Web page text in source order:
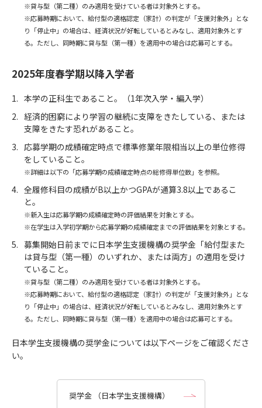
※貸与型（第二種）のみ適用を受けている者は対象外とする。
※応募時期において、給付型の適格認定（家計）の判定が「支援対象外」とな
り「停止中」の場合は、経済状況が好転しているとみなし、適用対象外とす
る。ただし、同時期に貸与型（第一種）を適用中の場合は応募可とする。
2025年度春学期以降入学者
本学の正科生であること。（1年次入学・編入学）
経済的困窮により学習の継続に支障をきたしている、または
支障をきたす恐れがあること。
応募学期の成績確定時点で標準修業年限相当以上の単位修得
をしていること。
※詳細は以下の「応募学期の成績確定時点の総修得単位数」を参照。
全履修科目の成績がB以上かつGPAが通算3.8以上であるこ
と。
※新入生は応募学期の成績確定時の評価結果を対象とする。
※在学生は入学初学期から応募学期の成績確定までの評価結果を対象とする。
募集開始日前までに日本学生支援機構の奨学金「給付型また
は貸与型（第一種）のいずれか、または両方」の適用を受け
ていること。
※貸与型（第二種）のみ適用を受けている者は対象外とする。
※応募時期において、給付型の適格認定（家計）の判定が「支援対象外」とな
り「停止中」の場合は、経済状況が好転しているとみなし、適用対象外とす
る。ただし、同時期に貸与型（第一種）を適用中の場合は応募可とする。
日本学生支援機構の奨学金については以下ページをご確認くださ
い。
奨学金 （日本学生支援機構）